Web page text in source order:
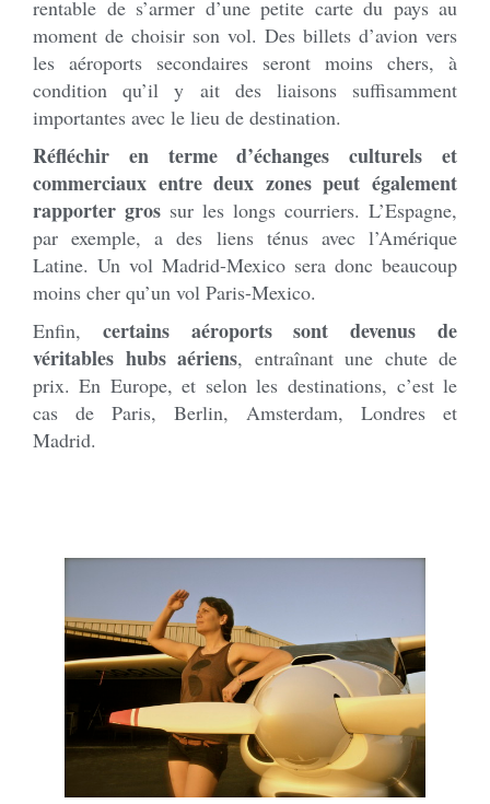
rentable de s’armer d’une petite carte du pays au
moment de choisir son vol. Des billets d’avion vers
les aéroports secondaires seront moins chers, à
condition qu’il y ait des liaisons suffisamment
importantes avec le lieu de destination.
Réfléchir en terme d’échanges culturels et
commerciaux entre deux zones peut également
rapporter gros sur les longs courriers. L’Espagne,
par exemple, a des liens ténus avec l’Amérique
Latine. Un vol Madrid-Mexico sera donc beaucoup
moins cher qu’un vol Paris-Mexico.
Enfin, certains aéroports sont devenus de
véritables hubs aériens, entraînant une chute de
prix. En Europe, et selon les destinations, c’est le
cas de Paris, Berlin, Amsterdam, Londres et
Madrid.